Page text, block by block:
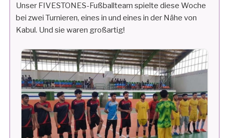
Unser FIVESTONES-Fußballteam spielte diese Woche
bei zwei Turnieren, eines in und eines in der Nähe von
Kabul. Und sie waren großartig!